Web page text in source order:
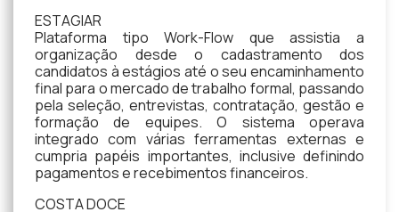
ESTAGIAR
Plataforma tipo Work-Flow que assistia a
organização desde o cadastramento dos
candidatos à estágios até o seu encaminhamento
final para o mercado de trabalho formal, passando
pela seleção, entrevistas, contratação, gestão e
formação de equipes. O sistema operava
integrado com várias ferramentas externas e
cumpria papéis importantes, inclusive definindo
pagamentos e recebimentos financeiros.
COSTA DOCE